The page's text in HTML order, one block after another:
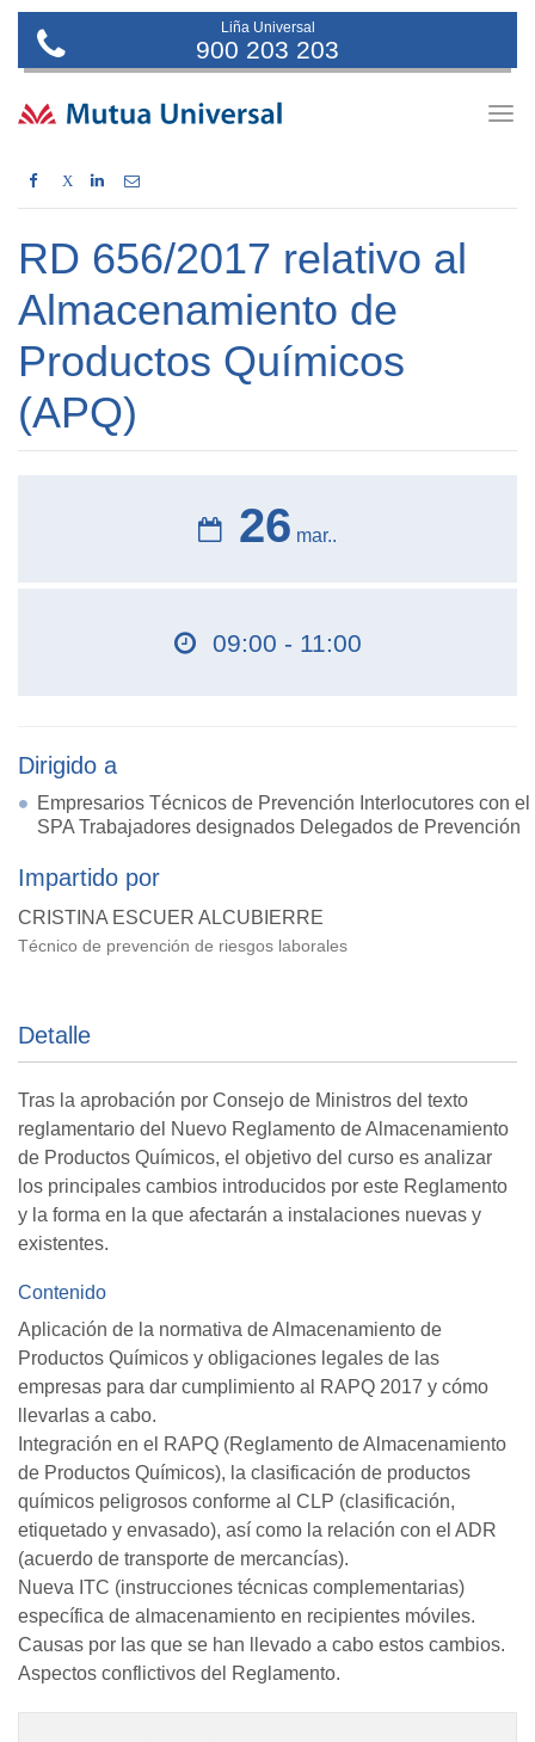
Liña Universal
900 203 203
X
RD 656/2017 relativo al
Almacenamiento de
Productos Químicos
(APQ)
26 mar..
09:00 - 11:00
Dirigido a
Empresarios Técnicos de Prevención Interlocutores con el
SPA Trabajadores designados Delegados de Prevención
Impartido por
CRISTINA ESCUER ALCUBIERRE
Técnico de prevención de riesgos laborales
Detalle
Tras la aprobación por Consejo de Ministros del texto
reglamentario del Nuevo Reglamento de Almacenamiento
de Productos Químicos, el objetivo del curso es analizar
los principales cambios introducidos por este Reglamento
y la forma en la que afectarán a instalaciones nuevas y
existentes.
Contenido
Aplicación de la normativa de Almacenamiento de
Productos Químicos y obligaciones legales de las
empresas para dar cumplimiento al RAPQ 2017 y cómo
llevarlas a cabo.
Integración en el RAPQ (Reglamento de Almacenamiento
de Productos Químicos), la clasificación de productos
químicos peligrosos conforme al CLP (clasificación,
etiquetado y envasado), así como la relación con el ADR
(acuerdo de transporte de mercancías).
Nueva ITC (instrucciones técnicas complementarias)
específica de almacenamiento en recipientes móviles.
Causas por las que se han llevado a cabo estos cambios.
Aspectos conflictivos del Reglamento.